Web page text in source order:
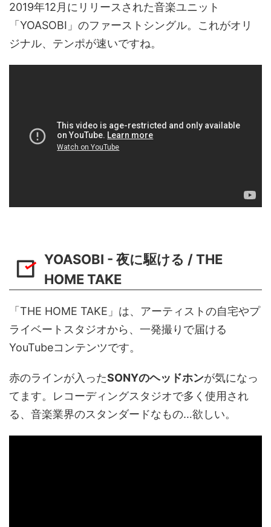
2019年12月にリリースされた音楽ユニット
「YOASOBI」のファーストシングル。これがオリ
ジナル、テンポが速いですね。
YOASOBI - 夜に駆ける / THE
HOME TAKE
「THE HOME TAKE」は、アーティストの自宅やプ
ライベートスタジオから、一発撮りで届ける
YouTubeコンテンツです。
赤のラインが入ったSONYのヘッドホンが気になっ
てます。レコーディングスタジオで多く使用され
る、音楽業界のスタンダードなもの…欲しい。